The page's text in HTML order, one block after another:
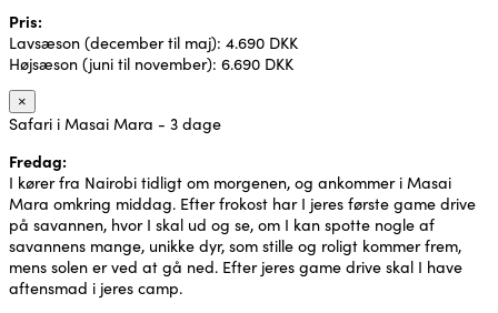
Pris:
Lavsæson (december til maj): 4.690 DKK
Højsæson (juni til november): 6.690 DKK
×
Safari i Masai Mara - 3 dage
Fredag:
I kører fra Nairobi tidligt om morgenen, og ankommer i Masai
Mara omkring middag. Efter frokost har I jeres første game drive
på savannen, hvor I skal ud og se, om I kan spotte nogle af
savannens mange, unikke dyr, som stille og roligt kommer frem,
mens solen er ved at gå ned. Efter jeres game drive skal I have
aftensmad i jeres camp.